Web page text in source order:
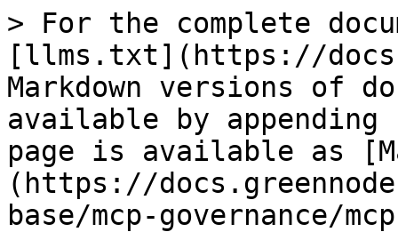
> For the complete
[llms.txt](https://
Markdown versions of
available by
page is available as
(https://
base/mcp-governance/